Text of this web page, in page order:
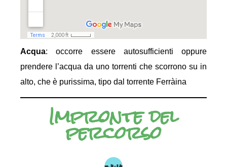
Acqua: occorre essere autosufficienti oppure
prendere l’acqua da uno torrenti che scorrono su in
alto, che è purissima, tipo dal torrente Ferràina
Impronte del
percorso